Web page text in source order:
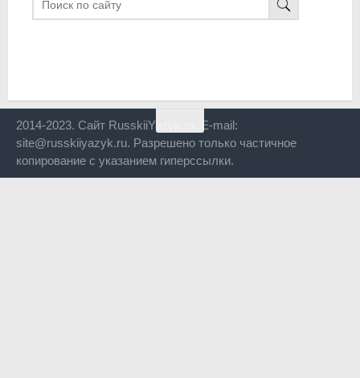
2014-2023. Сайт RusskiiYazyk.ru. E-mail:
site@russkiiyazyk.ru. Разрешено только частичное
копирование с указанием гиперссылки.